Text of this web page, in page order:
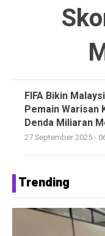
FIFA Bikin
Pemain Warisan
Denda Miliaran
27 September 2025 -
Trending